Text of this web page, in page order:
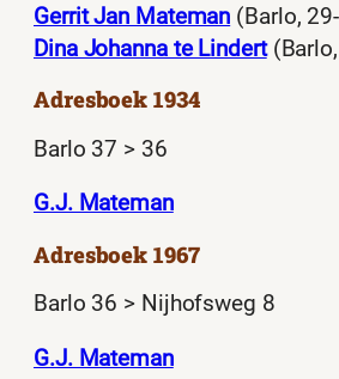
Gerrit Jan Mateman (Barlo,
Dina Johanna te Lindert
Adresboek 1934
Barlo 37 > 36
G.J. Mateman
Adresboek 1967
Barlo 36 > Nijhofsweg 8
G.J. Mateman